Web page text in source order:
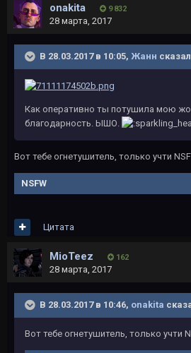
onakita 9 832
28 марта, 2017
В 28.03.2017 в 10:05, Жанн
Как оперативно ты потушила мою
благодарность. ЫШО.
Вот тебе огнетушитель, только учти
NSFW
Цитата
MioTeez 162
28 марта, 2017
В 28.03.2017 в 10:46, onakita
Вот тебе огнетушитель, только учти